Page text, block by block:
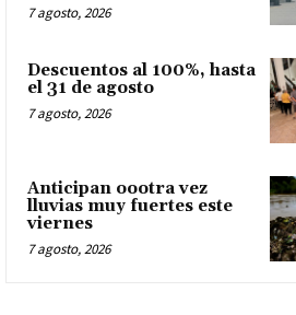
7 agosto, 2026
Descuentos al 100%, hasta
el 31 de agosto
7 agosto, 2026
Anticipan oootra vez
lluvias muy fuertes este
viernes
7 agosto, 2026